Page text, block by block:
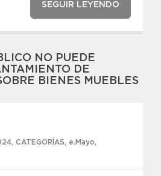
SEGUIR LEYENDO
NO PUEDE
DE
BIENES MUEBLES
, CATEGORÍAS, e.Mayo,